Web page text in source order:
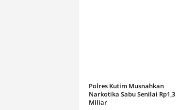
Polres Kutim Musnahkan
Narkotika Sabu Senilai Rp1,3
Miliar